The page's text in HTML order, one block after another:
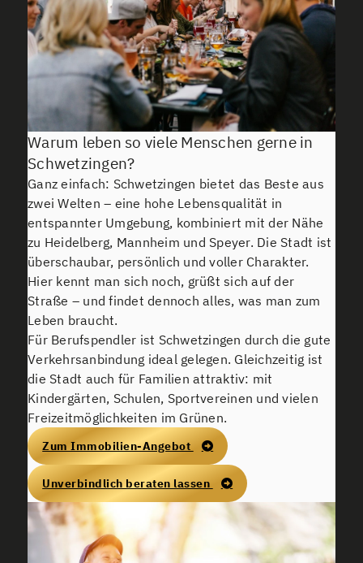
Warum leben so viele Menschen gerne in
Schwetzingen?
Ganz einfach: Schwetzingen bietet das Beste aus
zwei Welten – eine hohe Lebensqualität in
entspannter Umgebung, kombiniert mit der Nähe
zu Heidelberg, Mannheim und Speyer. Die Stadt ist
überschaubar, persönlich und voller Charakter.
Hier kennt man sich noch, grüßt sich auf der
Straße – und findet dennoch alles, was man zum
Leben braucht.
Für Berufspendler ist Schwetzingen durch die gute
Verkehrsanbindung ideal gelegen. Gleichzeitig ist
die Stadt auch für Familien attraktiv: mit
Kindergärten, Schulen, Sportvereinen und vielen
Freizeitmöglichkeiten im Grünen.
Zum Immobilien-Angebot
Unverbindlich beraten lassen